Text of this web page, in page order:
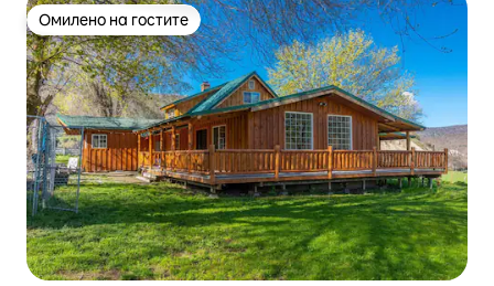
Омилено на гостите
Омилено на гостите